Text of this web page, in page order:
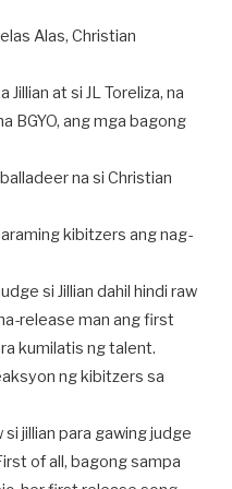
Alas, Christian
at si JL Toreliza, na
BGYO, ang mga bagong
na si Christian
kibitzers ang nag-
si Jillian dahil hindi raw
release man ang first
kumilatis ng talent.
ng kibitzers sa
jillian para gawing judge
of all, bagong sampa